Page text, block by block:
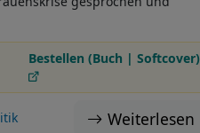
Bestellen (Buch | Softcover)
Weiterlesen